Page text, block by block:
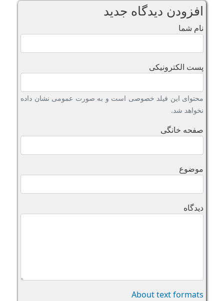
افزودن دیدگاه جدید
نام شما
پست الکترونیکی
محتوای این فیلد خصوصی است و به صورت عمومی نشان داده
نخواهد شد.
صفحه خانگی
موضوع
دیدگاه
About text formats